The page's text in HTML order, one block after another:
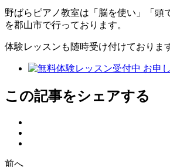
野ばらピアノ教室は「脳を使い」「頭
を郡山市で行っております。
体験レッスンも随時受け付けておりま
この記事をシェアする
前へ